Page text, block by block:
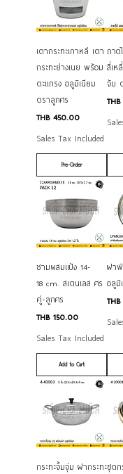
เตากระทะเกาหลี เตา
กระทะย่างเนย พร้อม
ตะแกรง อลูมิเนียม
ตราลูกศร
Price
THB 450.00
Sales Tax Included
Pre-Order
ถาด
สี่เห
จับ
Price
ชามผสมแป้ง 14-
18 cm. สเตนเลส ศร
คู่-ลูกศร
Price
THB 150.00
Sales Tax Included
Add to Cart
ฝา
อลูมิ
Price
กระทะจิ้มจุ่ม ฝากระทะชุดก